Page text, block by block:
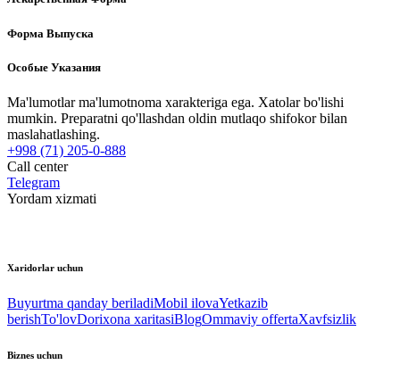
Форма Выпуска
Особые Указания
Ma'lumotlar ma'lumotnoma xarakteriga ega. Xatolar bo'lishi
mumkin. Preparatni qo'llashdan oldin mutlaqo shifokor bilan
maslahatlashing.
+998 (71) 205-0-888
Call center
Telegram
Yordam xizmati
Xaridorlar uchun
Buyurtma qanday beriladiMobil ilovaYetkazib
berishTo'lovDorixona xaritasiBlogOmmaviy offertaXavfsizlik
Biznes uchun